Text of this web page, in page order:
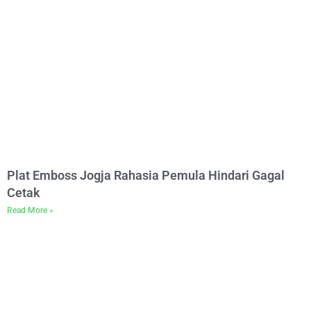
Plat Emboss Jogja Rahasia Pemula Hindari Gagal
Cetak
Read More »